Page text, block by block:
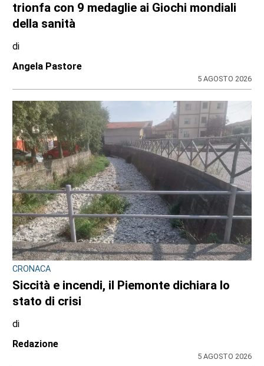
trionfa con 9 medaglie ai Giochi mondiali
della sanità
di
Angela Pastore
5 AGOSTO 2026
CRONACA
Siccità e incendi, il Piemonte dichiara lo
stato di crisi
di
Redazione
5 AGOSTO 2026